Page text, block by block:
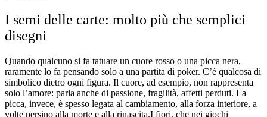
I semi delle carte: molto più che semplici
disegni
Quando qualcuno si fa tatuare un cuore rosso o una picca nera,
raramente lo fa pensando solo a una partita di poker. C’è qualcosa di
simbolico dietro ogni figura. Il cuore, ad esempio, non rappresenta
solo l’amore: parla anche di passione, fragilità, affetti perduti. La
picca, invece, è spesso legata al cambiamento, alla forza interiore, a
volte persino alla morte e alla rinascita.I fiori, che nei giochi